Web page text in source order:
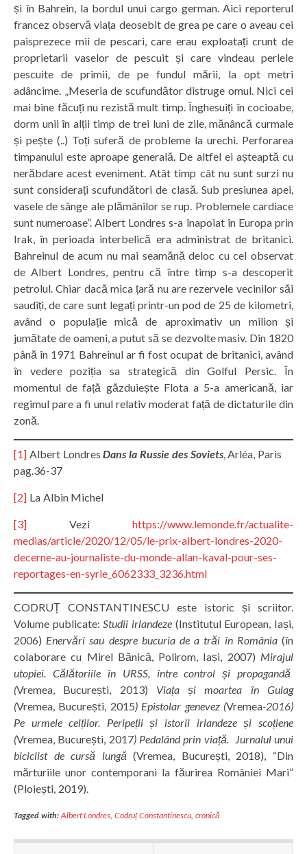
și în Bahrein, la bordul unui cargo german. Aici reporterul
francez observă viața deosebit de grea pe care o aveau cei
paisprezece mii de pescari, care erau exploatați crunt de
proprietarii vaselor de pescuit și care vindeau perlele
pescuite de primii, de pe fundul mării, la opt metri
adâncime. „Meseria de scufundător distruge omul. Nici cei
mai bine făcuți nu rezistă mult timp. Înghesuiți în cocioabe,
dorm unii în alții timp de trei luni de zile, mănâncă curmale
și pește (..) Toți suferă de probleme la urechi. Perforarea
timpanului este aproape generală. De altfel ei așteaptă cu
nerăbdare acest eveniment. Atât timp cât nu sunt surzi nu
sunt considerați scufundători de clasă. Sub presiunea apei,
vasele de sânge ale plămânilor se rup. Problemele cardiace
sunt numeroase”. Albert Londres s-a înapoiat în Europa prin
Irak, în perioada interbelică era administrat de britanici.
Bahreinul de acum nu mai seamănă deloc cu cel observat
de Albert Londres, pentru că între timp s-a descoperit
petrolul. Chiar dacă mica țară nu are rezervele vecinilor săi
saudiți, de care sunt legați printr-un pod de 25 de kilometri,
având o populație mică de aproximativ un milion și
jumătate de oameni, a putut să se dezvolte masiv. Din 1820
până în 1971 Bahreinul ar fi fost ocupat de britanici, având
în vedere poziția sa strategică din Golful Persic. În
momentul de față găzduiește Flota a 5-a americană, iar
regimul pare a fi unul relativ moderat față de dictaturile din
zonă.
[1] Albert LondresDans la Russie des Soviets, Arléa, Paris
pag.36-37
[2] La Albin Michel
[3] Vezi https://www.lemonde.fr/actualite-
medias/article/2020/12/05/le-prix-albert-londres-2020-
decerne-au-journaliste-du-monde-allan-kaval-pour-ses-
reportages-en-syrie_6062333_3236.html
CODRUȚ CONSTANTINESCU este istoric și scriitor.
Volume publicate:Studii irlandeze (Institutul European, Iași,
2006) Enervări sau despre bucuria de a trăi în România(în
colaborare cu Mirel Bănică, Polirom, Iași, 2007) Mirajul
utopiei. Călătoriile în URSS, între control și propagandă
(Vremea, București, 2013) Viața și moartea în Gulag
(Vremea, București, 2015) Epistolar genevez (Vremea-2016)
Pe urmele celților. Peripeții și istorii irlandeze și scoțiene
(Vremea, București, 2017) Pedalând prin viață. Jurnalul unui
biciclist de cursă lungă (Vremea, București, 2018), “Din
mărturiile unor contemporani la făurirea României Mari”
(Ploiești, 2019).
Tagged with:Albert Londres,Codruț Constantinescu, cronică